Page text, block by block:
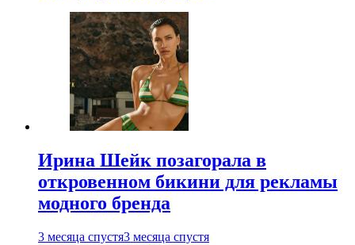
Ирина Шейк позагорала в
откровенном бикини для рекламы
модного бренда
3 месяца спустя3 месяца спустя